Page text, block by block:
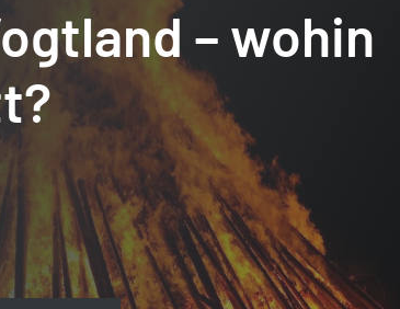
– wohin